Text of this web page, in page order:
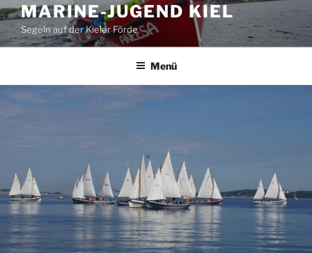
MARINE-JUGEND KIEL
Segeln auf der Kieler Förde
Menü